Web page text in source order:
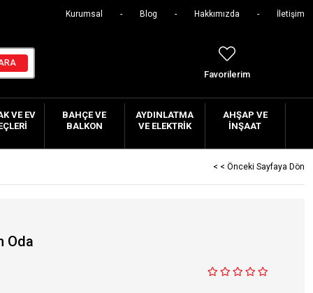
Kurumsal Blog Hakkımızda İletişim
Favorilerim
VE EV
BAHÇE VE
BALKON
AYDINLATMA
VE ELEKTRIK
AHŞAP VE
İNŞAAT
< < Önceki Sayfaya Dön
Oda